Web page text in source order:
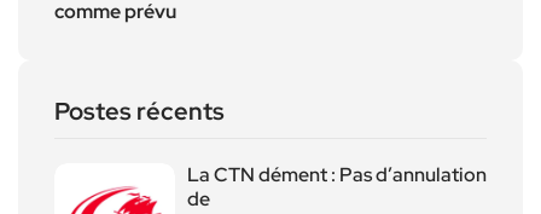
comme prévu
Postes récents
La CTN dément : Pas d’annulation
de